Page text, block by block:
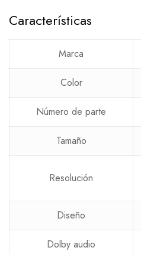
Características
Marca
Color
Número de parte
Tamaño
Resolución
Diseño
Dolby audio